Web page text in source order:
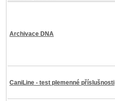
Archivace DNA
CaniLine - test plemenné příslušnosti